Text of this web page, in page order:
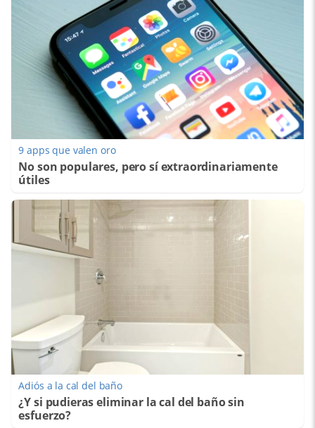
9 apps que valen oro
No son populares, pero sí extraordinariamente
útiles
Adiós a la cal del baño
¿Y si pudieras eliminar la cal del baño sin
esfuerzo?